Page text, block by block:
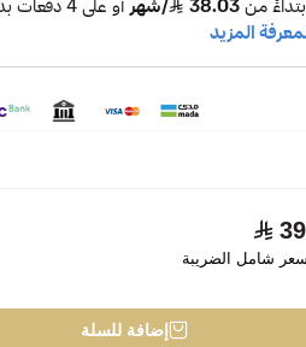
شامل الضريبة
إضافة للسلة